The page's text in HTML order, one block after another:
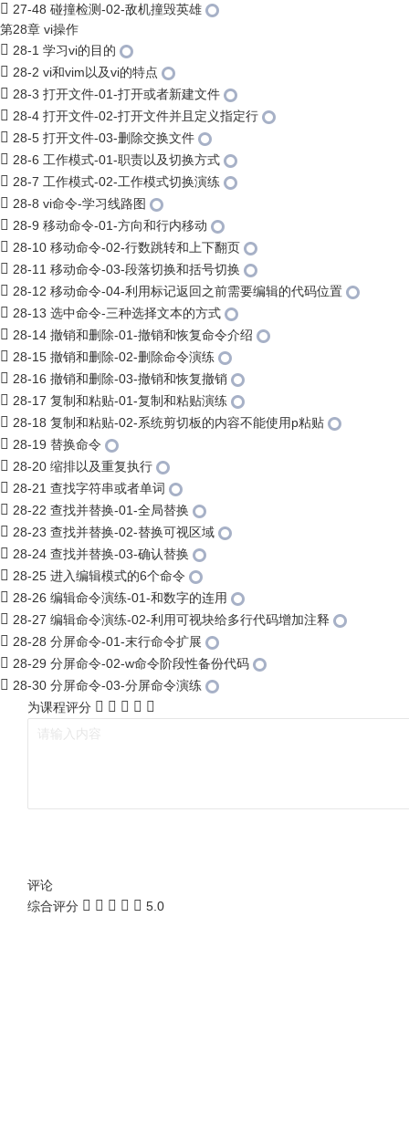
27-48 碰撞检测-02-敌机撞毁英雄
第28章 vi操作
28-1 学习vi的目的
28-2 vi和vim以及vi的特点
28-3 打开文件-01-打开或者新建文件
28-4 打开文件-02-打开文件并且定义指定行
28-5 打开文件-03-删除交换文件
28-6 工作模式-01-职责以及切换方式
28-7 工作模式-02-工作模式切换演练
28-8 vi命令-学习线路图
28-9 移动命令-01-方向和行内移动
28-10 移动命令-02-行数跳转和上下翻页
28-11 移动命令-03-段落切换和括号切换
28-12 移动命令-04-利用标记返回之前需要编辑的代码位置
28-13 选中命令-三种选择文本的方式
28-14 撤销和删除-01-撤销和恢复命令介绍
28-15 撤销和删除-02-删除命令演练
28-16 撤销和删除-03-撤销和恢复撤销
28-17 复制和粘贴-01-复制和粘贴演练
28-18 复制和粘贴-02-系统剪切板的内容不能使用p粘贴
28-19 替换命令
28-20 缩排以及重复执行
28-21 查找字符串或者单词
28-22 查找并替换-01-全局替换
28-23 查找并替换-02-替换可视区域
28-24 查找并替换-03-确认替换
28-25 进入编辑模式的6个命令
28-26 编辑命令演练-01-和数字的连用
28-27 编辑命令演练-02-利用可视块给多行代码增加注释
28-28 分屏命令-01-末行命令扩展
28-29 分屏命令-02-w命令阶段性备份代码
28-30 分屏命令-03-分屏命令演练
为课程评分
评论
综合评分
5.0